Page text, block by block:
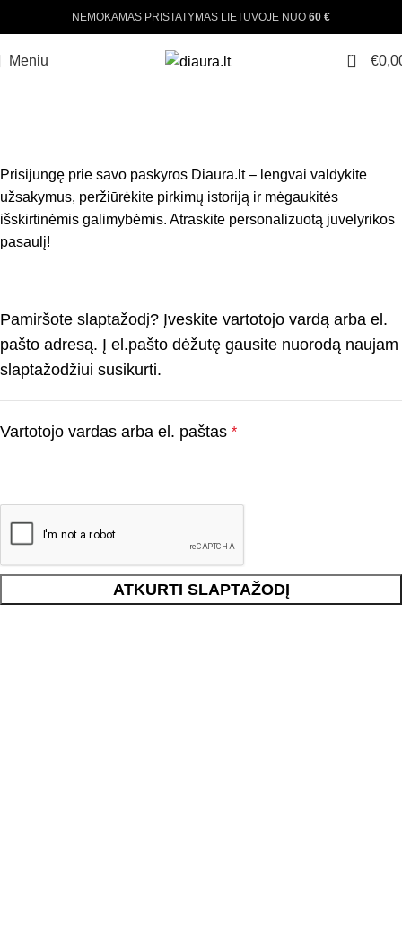
NEMOKAMAS PRISTATYMAS LIETUVOJE NUO 60 €
Meniu 0 €
Prisijungę prie savo paskyros Diaura.lt – lengvai valdykite
užsakymus, peržiūrėkite pirkimų istoriją ir mėgaukitės
išskirtinėmis galimybėmis. Atraskite personalizuotą juvelyrikos
pasaulį!
Pamiršote slaptažodį? Įveskite vartotojo vardą arba el.
pašto adresą. Į el.pašto dėžutę gausite nuorodą naujam
slaptažodžiui susikurti.
Vartotojo vardas arba el. paštas *
ATKURTI SLAPTAŽODĮ